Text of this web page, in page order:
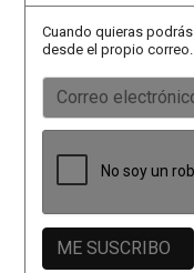
Cuando quieras
desde el propio correo.